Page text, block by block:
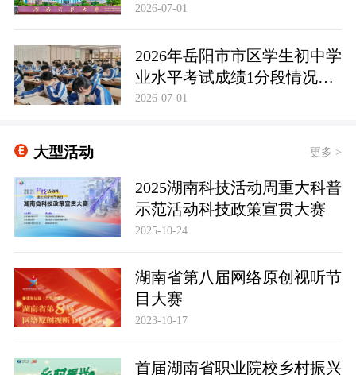
2026-07-01
2026年岳阳市市区学生初中学
业水平考试成绩1分段情况统
计表
2026-07-01
大型活动 更多 >
2025湖南科技活动周重大科普
示范活动科技政策宣贯大赛
2025-10-24
湖南省第八届网络原创视听节
目大赛
2023-10-17
首届湖南省职业院校乡村振兴